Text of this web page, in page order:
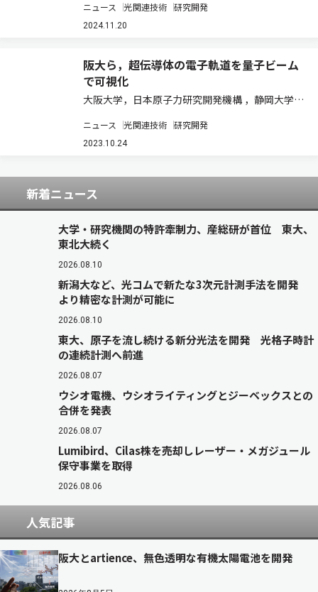
外・可視光領域における大きな光学的異方性の起
源と結晶構造の関連性を明らかにした（ニュース
ニュース 光関連技術 研究開発
2024.11.20
阪大ら，超伝導体の電子軌道を量子ビーム
で可視化
大阪大学，日本原子力研究開発機構 ，静岡大学，
化学研究所は，希土類Ce化合物CeNi2Ge2の超伝
導状態を形成する電子のカタチともいえる，実空
ニュース 光関連技術 研究開発
2023.10.24
新着ニュース
大学・研究機関の特許牽制力、産総研が首位 東大、
東北大続く
2026.08.10
新潟大など、光コムで新たな3次元計測手法を開発
より精密な計測が可能に
2026.08.10
東大、原子を流し続ける新分光法を開発 光格子時計
の連続計測へ前進
2026.08.07
ウシオ電機、ウシオライティングとジーベックスとの
合併を発表
2026.08.07
Lumibird、Cilas株を売却しレーザー・メガジュール
保守事業を取得
2026.08.06
人気記事
阪大とartience、無色透明な有機太陽電池を開発